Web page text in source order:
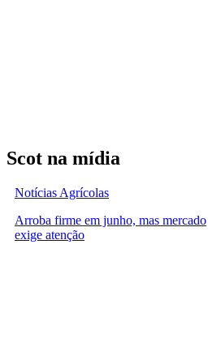
Scot na mídia
Notícias Agrícolas
Arroba firme em junho, mas mercado
exige atenção